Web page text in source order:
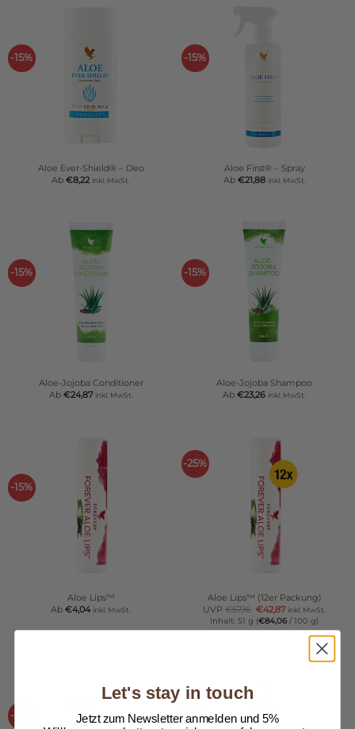
-15%
Aloe Ever-Shield® – Deo
Ab €8,22 inkl. MwSt.
-15%
Aloe First® – Spray
Ab €21,88 inkl. MwSt.
-15%
Aloe-Jojoba Conditioner
Ab €24,87 inkl. MwSt.
-15%
Aloe-Jojoba Shampoo
Ab €23,26 inkl. MwSt.
-15%
Aloe Lips™
Ab €4,04 inkl. MwSt.
-25%
Aloe Lips™ (12er Packung)
UVP €57,16 €42,87 inkl. MwSt.
Inhalt: 51 g (€84,06 / 100 g)
-15% -15%
Let's stay in touch
Jetzt zum Newsletter anmelden und 5%